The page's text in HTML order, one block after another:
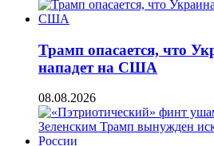
Трамп опасается, что
нападет на США
08.08.2026